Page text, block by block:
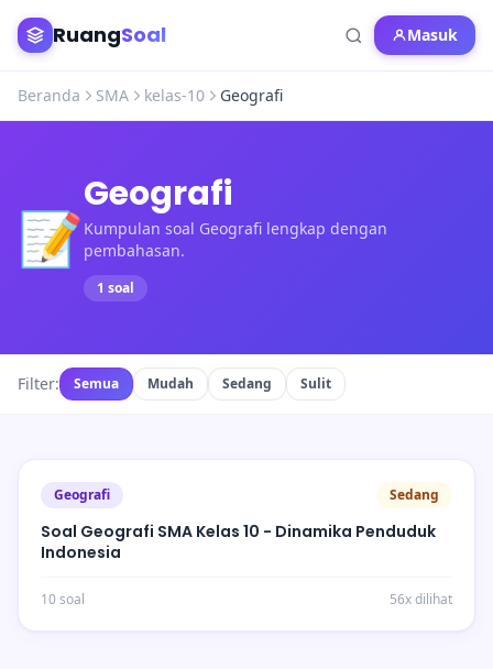
RuangSoal Masuk
Beranda SMA kelas-10 Geografi
📝
Geografi
Kumpulan soal Geografi lengkap dengan
pembahasan.
1 soal
Filter: Semua Mudah Sedang Sulit
Geografi Sedang
Soal Geografi SMA Kelas 10 - Dinamika Penduduk
Indonesia
10 soal 56x dilihat